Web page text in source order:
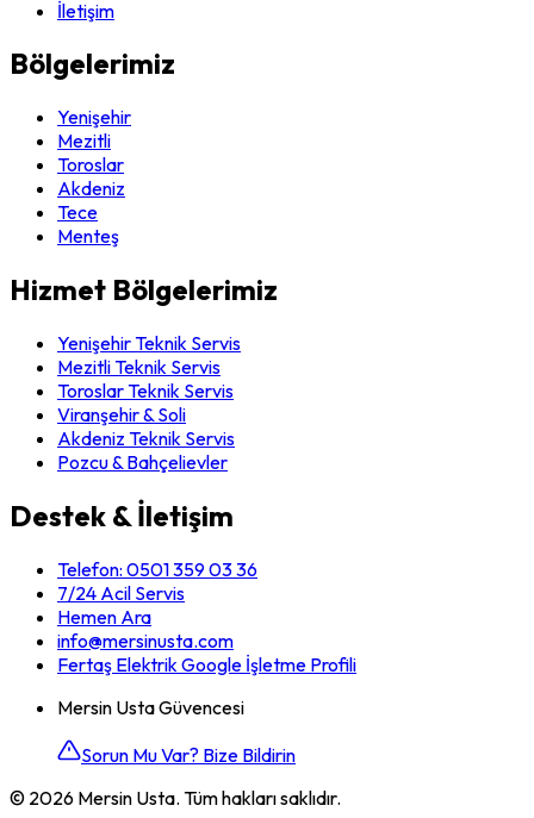
İletişim
Bölgelerimiz
Yenişehir
Mezitli
Toroslar
Akdeniz
Tece
Menteş
Hizmet Bölgelerimiz
Yenişehir Teknik Servis
Mezitli Teknik Servis
Toroslar Teknik Servis
Viranşehir & Soli
Akdeniz Teknik Servis
Pozcu & Bahçelievler
Destek & İletişim
Telefon: 0501 359 03 36
7/24 Acil Servis
Hemen Ara
info@mersinusta.com
Fertaş Elektrik Google İşletme Profili
Mersin Usta Güvencesi
Sorun Mu Var? Bize Bildirin
© 2026 Mersin Usta. Tüm hakları saklıdır.